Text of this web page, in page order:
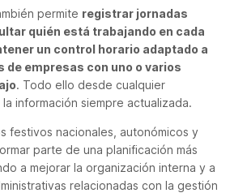
permite registrar jornadas
quién está trabajando en cada
un control horario adaptado a
de empresas con uno o varios
. Todo ello desde cualquier
información siempre actualizada.
festivos nacionales, autonómicos y
parte de una planificación más
a mejorar la organización interna y a
relacionadas con la gestión